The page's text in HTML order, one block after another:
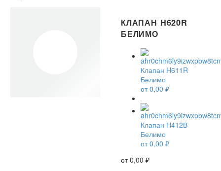
КЛАПАН H620R
БЕЛИМО
Клапан H611R
Белимо
от0,00 ₽
Клапан Н412В
Белимо
от0,00 ₽
от0,00 ₽